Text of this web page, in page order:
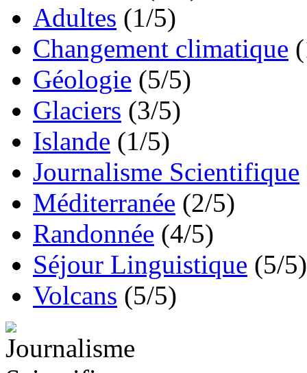
Adultes (1/5)
Changement climatique
Géologie (5/5)
Glaciers (3/5)
Islande (1/5)
Journalisme Scientifique
Méditerranée (2/5)
Randonnée (4/5)
Séjour Linguistique (5/5)
Volcans (5/5)